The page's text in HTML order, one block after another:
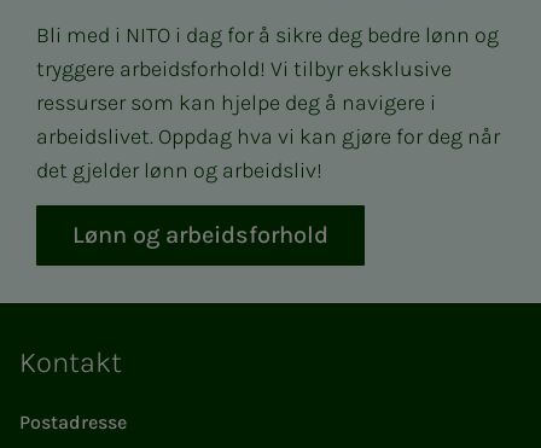
Bli med i NITO i dag for å sikre deg bedre lønn og
tryggere arbeidsforhold! Vi tilbyr eksklusive
ressurser som kan hjelpe deg å navigere i
arbeidslivet. Oppdag hva vi kan gjøre for deg når
det gjelder lønn og arbeidsliv!
Lønn og arbeidsforhold
Kontakt
Postadresse